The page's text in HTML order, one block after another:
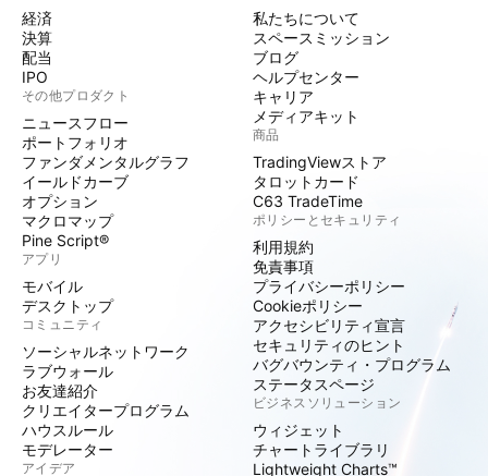
経済
決算
配当
IPO
その他プロダクト
ニュースフロー
ポートフォリオ
ファンダメンタルグラフ
イールドカーブ
オプション
マクロマップ
Pine Script®
アプリ
モバイル
デスクトップ
コミュニティ
ソーシャルネットワーク
ラブウォール
お友達紹介
クリエイタープログラム
ハウスルール
モデレーター
アイデア
私たちについて
スペースミッション
ブログ
ヘルプセンター
キャリア
メディアキット
商品
TradingViewストア
タロットカード
C63 TradeTime
ポリシーとセキュリティ
利用規約
免責事項
プライバシーポリシー
Cookieポリシー
アクセシビリティ宣言
セキュリティのヒント
バグバウンティ・プログラム
ステータスページ
ビジネスソリューション
ウィジェット
チャートライブラリ
Lightweight Charts™